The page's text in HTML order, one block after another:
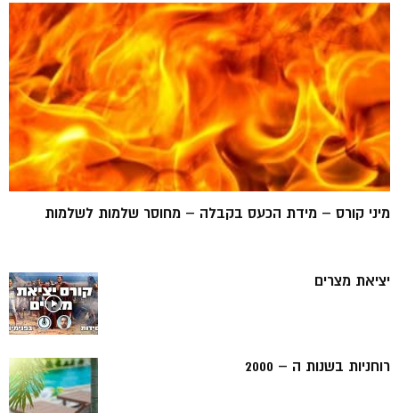
מיני קורס – מידת הכעס בקבלה – מחוסר שלמות לשלמות
יציאת מצרים
רוחניות בשנות ה – 2000